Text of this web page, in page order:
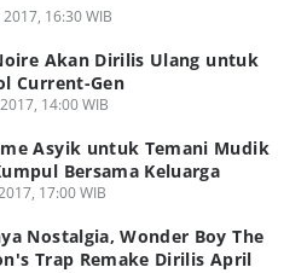
16:30 WIB
Akan Dirilis Ulang untuk
Current-Gen
14:00 WIB
Asyik untuk Temani Mudik
Bersama Keluarga
17:00 WIB
Nostalgia, Wonder Boy The
Trap Remake Dirilis April